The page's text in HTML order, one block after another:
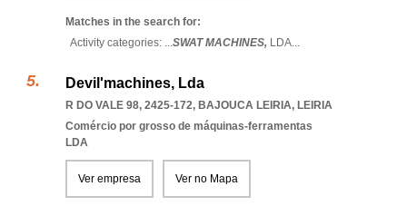
Matches in the search for:
Activity categories: ...SWAT MACHINES, LDA...
Devil'machines, Lda
R DO VALE 98, 2425-172, BAJOUCA LEIRIA, LEIRIA
Comércio por grosso de máquinas-ferramentas
LDA
Ver empresa Ver no Mapa